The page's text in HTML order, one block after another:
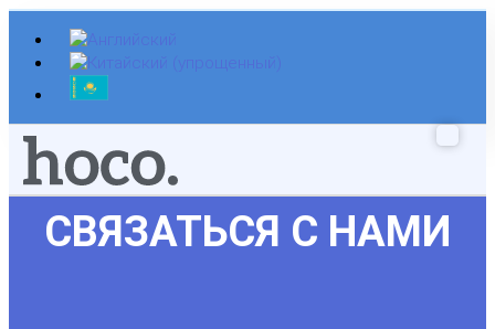
Перейти
содержимому
СВЯЗАТЬСЯ С НАМИ